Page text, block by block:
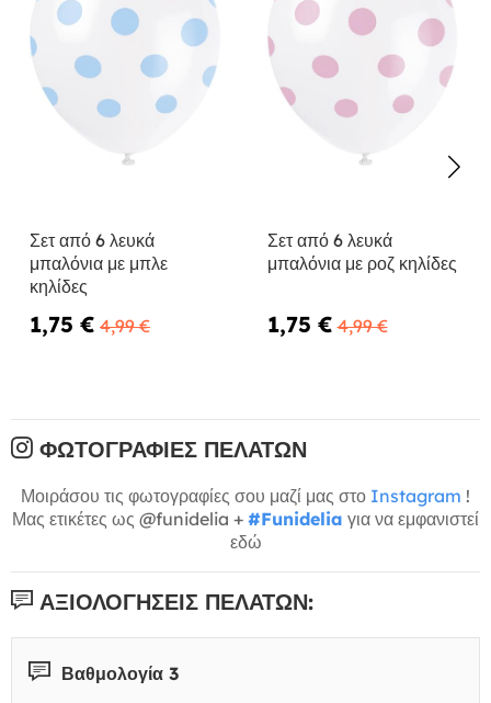
Σετ από 6 λευκά
μπαλόνια με μπλε
κηλίδες
1,75 € 4,99 €
Σετ από 6 λευκά
μπαλόνια με ροζ κηλίδες
1,75 € 4,99 €
ΦΩΤΟΓΡΑΦΊΕΣ ΠΕΛΑΤΏΝ
Μοιράσου τις φωτογραφίες σου μαζί μας στο Instagram !
Μας ετικέτες ως @funidelia + #Funidelia για να εμφανιστεί
εδώ
ΑΞΙΟΛΟΓΉΣΕΙΣ ΠΕΛΑΤΏΝ:
Βαθμολογία 3